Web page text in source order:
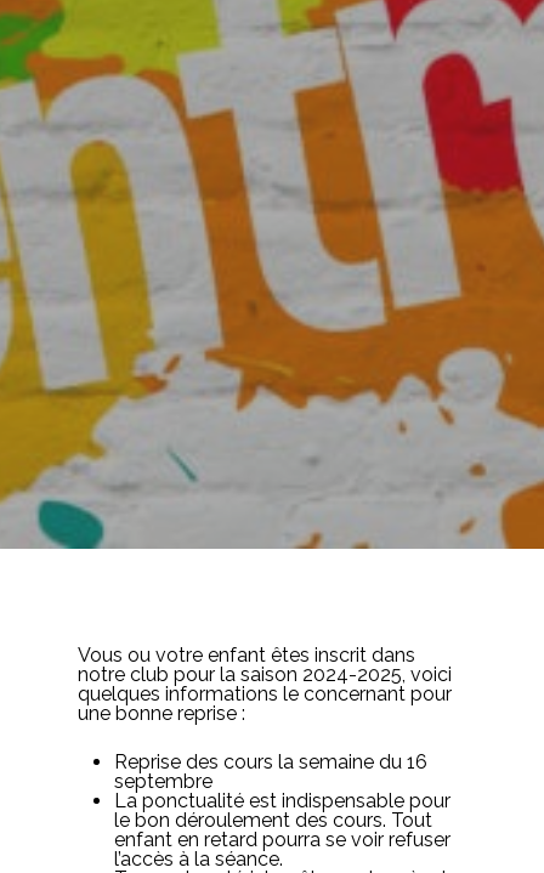
Vous ou votre enfant êtes inscrit dans
notre club pour la saison 2024-2025, voici
quelques informations le concernant pour
une bonne reprise :
Reprise des cours la semaine du 16
septembre
La ponctualité est indispensable pour
le bon déroulement des cours. Tout
enfant en retard pourra se voir refuser
l’accès à la séance.